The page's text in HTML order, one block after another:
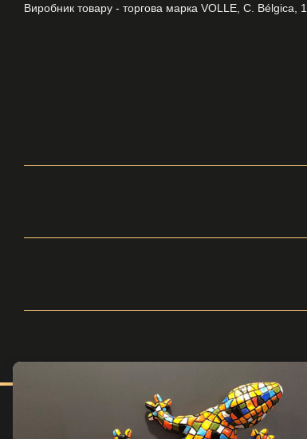
Виробник товару - торгова марка VOLLE, C. Bélgica,
Меню